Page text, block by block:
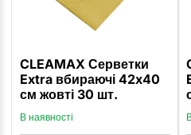
CLEAMAX Серветки
Extra вбираючі 42x40
см жовті 30 шт.
В наявності